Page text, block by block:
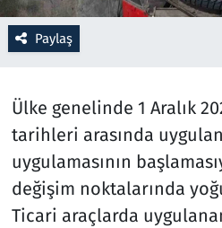
Paylaş
Ülke genelinde 1 Aralık
tarihleri arasında
uygulamasının
değişim noktalarında
Ticari araçlarda
Sağlık
Seçim 2023
Spor
Teknoloji ve Bilim